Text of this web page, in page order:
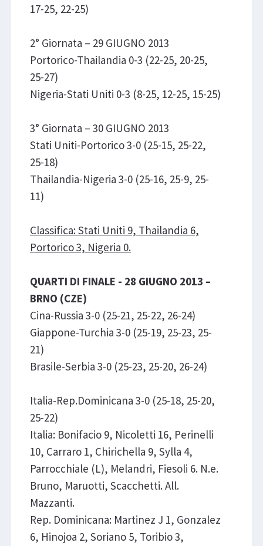
17-25, 22-25)
2° Giornata – 29 GIUGNO 2013
Portorico-Thailandia 0-3 (22-25, 20-25,
25-27)
Nigeria-Stati Uniti 0-3 (8-25, 12-25, 15-25)
3° Giornata – 30 GIUGNO 2013
Stati Uniti-Portorico 3-0 (25-15, 25-22,
25-18)
Thailandia-Nigeria 3-0 (25-16, 25-9, 25-
11)
Classifica: Stati Uniti 9, Thailandia 6,
Portorico 3, Nigeria 0.
QUARTI DI FINALE - 28 GIUGNO 2013 –
BRNO (CZE)
Cina-Russia 3-0 (25-21, 25-22, 26-24)
Giappone-Turchia 3-0 (25-19, 25-23, 25-
21)
Brasile-Serbia 3-0 (25-23, 25-20, 26-24)
Italia-Rep.Dominicana 3-0 (25-18, 25-20,
25-22)
Italia: Bonifacio 9, Nicoletti 16, Perinelli
10, Carraro 1, Chirichella 9, Sylla 4,
Parrocchiale (L), Melandri, Fiesoli 6. N.e.
Bruno, Maruotti, Scacchetti. All.
Mazzanti.
Rep. Dominicana: Martinez J 1, Gonzalez
6, Hinojoa 2, Soriano 5, Toribio 3,